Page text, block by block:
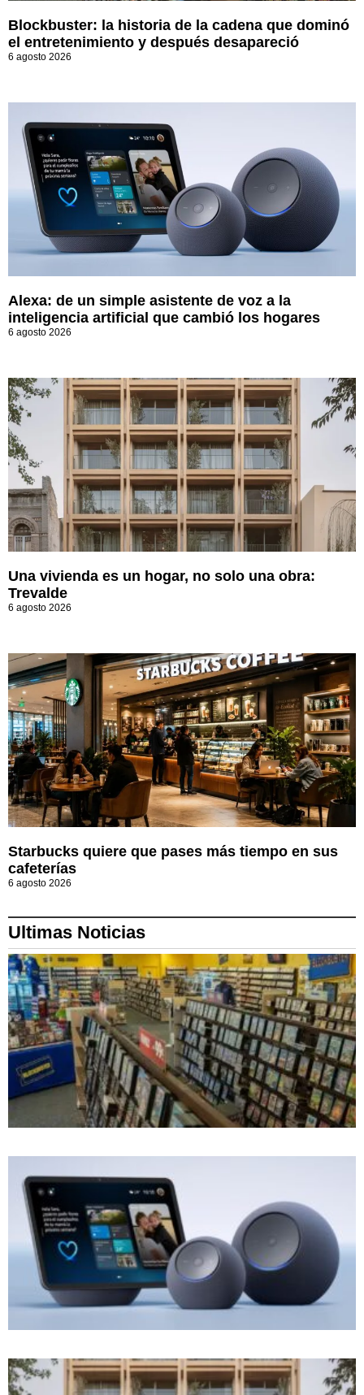
Blockbuster: la historia de la cadena que dominó
el entretenimiento y después desapareció
6 agosto 2026
Alexa: de un simple asistente de voz a la
inteligencia artificial que cambió los hogares
6 agosto 2026
Una vivienda es un hogar, no solo una obra:
Trevalde
6 agosto 2026
Starbucks quiere que pases más tiempo en sus
cafeterías
6 agosto 2026
Ultimas Noticias